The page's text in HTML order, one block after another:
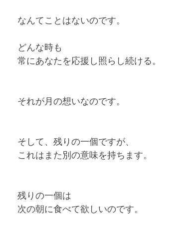
なんてことはないのです。
どんな時も
常にあなたを応援し照らし続ける。
それが月の想いなのです。
そして、残りの一個ですが、
これはまた別の意味を持ちます。
残りの一個は
次の朝に食べて欲しいのです。